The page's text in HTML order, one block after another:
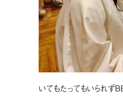
いてもたってもいられ